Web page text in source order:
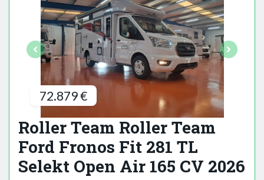
72.879 €
Roller Team Roller Team
Ford Fronos Fit 281 TL
Selekt Open Air 165 CV 2026